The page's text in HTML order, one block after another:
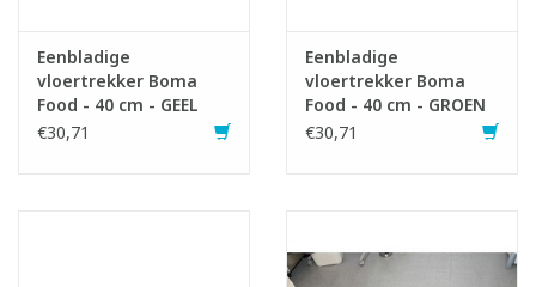
Eenbladige
vloertrekker Boma
Food - 40 cm - GEEL
€30,71
Eenbladige
vloertrekker Boma
Food - 40 cm - GROEN
€30,71